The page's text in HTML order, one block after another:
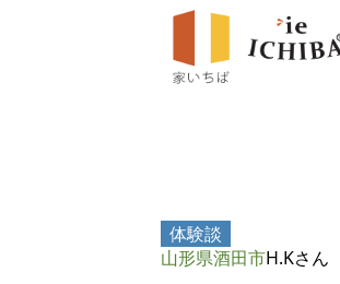
体験談
山形県酒田市H.Kさん